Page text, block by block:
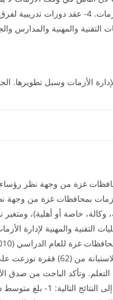
حدوث الأزمات. 3- إطلاع إدارات الكليات التقنية والمهنية على
غزة من وجهة نظر
بمحافظات غزة من
ومتغير جهة الإشراف (حكومة، وكالة،
والمهنية لإدارة
التخصصات، وكان حجم الاسترداد (76) استبانة،
التعلم. وتأكد الباحث من صدق
والنسب المئوية واختبار (كروسكال